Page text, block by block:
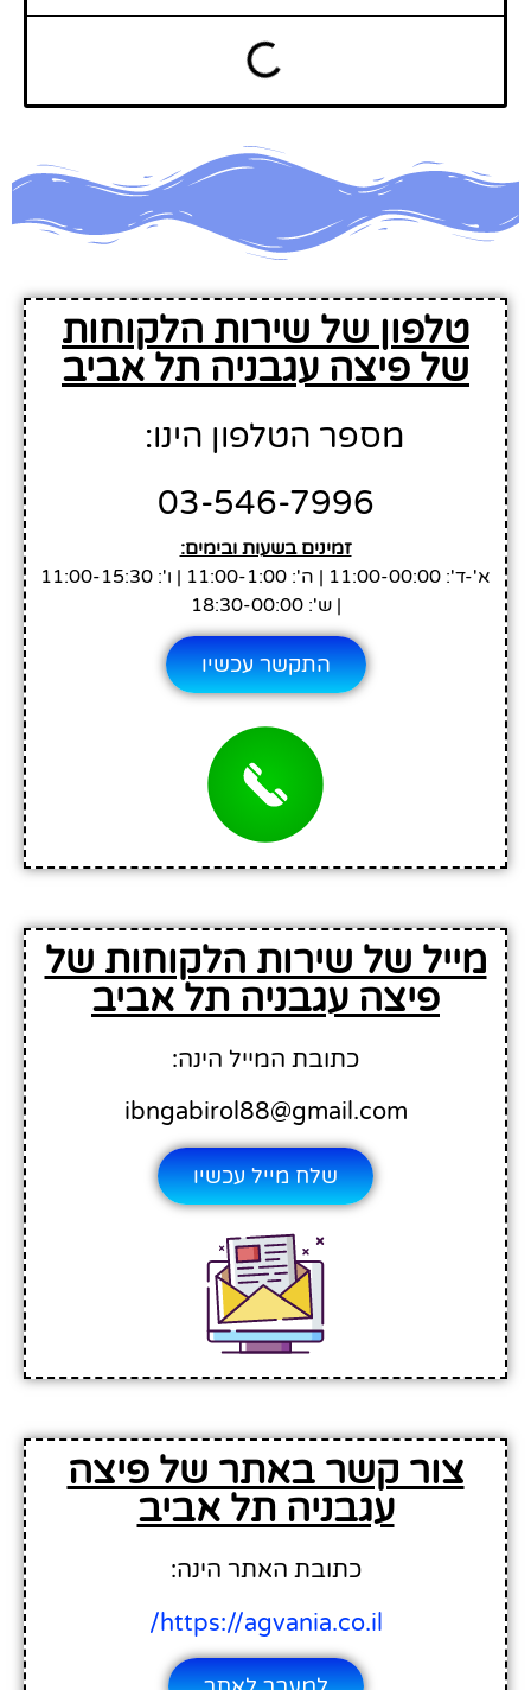
טלפון של שירות הלקוחות
של פיצה עגבניה תל אביב
מספר הטלפון הינו:
03-546-7996
זמינים בשעות ובימים:
א'-ד': 11:00-00:00 | ה': 11:00-1:00 | ו': 11:00-15:30
| ש': 18:30-00:00
התקשר עכשיו
מייל של שירות הלקוחות של
פיצה עגבניה תל אביב
כתובת המייל הינה:
ibngabirol88@gmail.com
שלח מייל עכשיו
צור קשר באתר של פיצה
עגבניה תל אביב
כתובת האתר הינה:
https://agvania.co.il/